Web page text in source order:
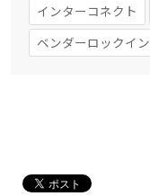
インターコネクト
ベンダーロックイン